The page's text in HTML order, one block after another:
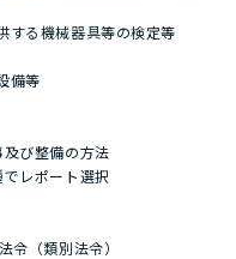
る機械器具等の検定等
備等
び整備の方法
レポート選択
（類別法令）